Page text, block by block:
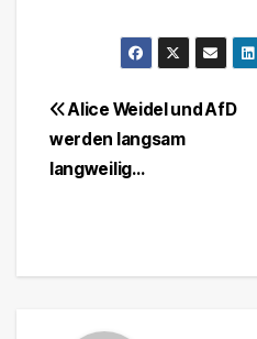
Alice Weidel und AfD
werden langsam
langweilig…